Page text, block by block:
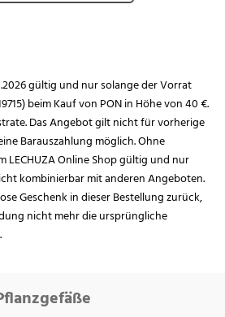
gültig und nur solange der Vorrat
beim Kauf von PON in Höhe von 40 €.
Das Angebot gilt nicht für vorherige
Barauszahlung möglich. Ohne
LECHUZA Online Shop gültig und nur
kombinierbar mit anderen Angeboten.
Geschenk in dieser Bestellung zurück,
nicht mehr die ursprüngliche